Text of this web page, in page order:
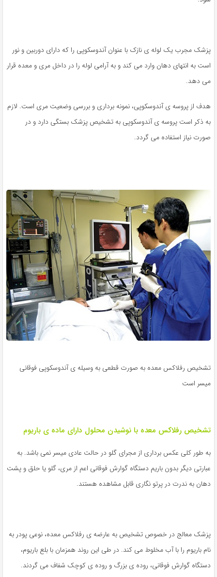
پزشک مجرب یک لوله ی نازک با عنوان آندوسکوپی را که دارای دوربین و نور
است به انتهای دهان وارد می کند و به آرامی لوله را در داخل مری و معده قرار
می دهد.
هدف از پروسه ی آندوسکوپی، نمونه برداری و بررسی وضعیت مری است. لازم
به ذکر است پروسه ی آندوسکوپی به تشخیص پزشک بستگی دارد و در
صورت نیاز استفاده می گردد.
تشخیص رفلاکس معده به صورت قطعی به وسیله ی آندوسکوپی فوقانی
میسر است
تشخیص رفلاکس معده با نوشیدن محلول دارای ماده ی باریوم
به طور کلی عکس برداری از مجرای گلو در حالت عادی میسر نمی باشد. به
عبارتی دیگر بدون باریم دستگاه گوارش فوقانی اعم از مری، گلو یا حلق و پشت
دهان به ندرت در پرتو نگاری قابل مشاهده هستند.
پزشک معالج در خصوص تشخیص به عارضه ی رفلاکس معده، نوعی پودر به
نام باریوم را با آب مخلوط می کند. در طی این روند همزمان با بلع باریوم،
دستگاه گوارش فوقانی، روده ی بزرگ و روده ی کوچک شفاف می گردند.